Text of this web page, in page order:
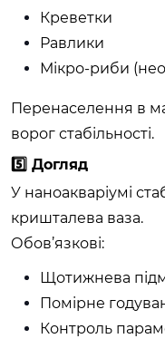
Креветки
Равлики
Мікро-риби
Перенаселення в
ворог стабільності.
5️⃣ Догляд
У наноакваріумі
кришталева ваза.
Обов’язкові:
Щотижнева
Помірне
Контроль